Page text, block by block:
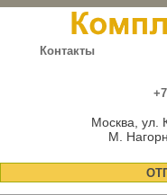
Контакты
Москва, ул.
М.